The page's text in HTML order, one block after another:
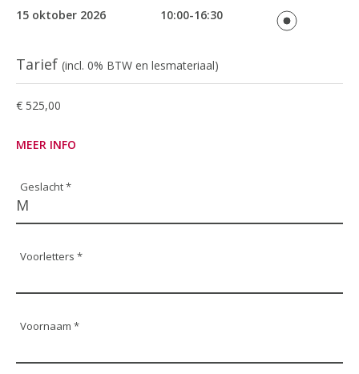
15 oktober 2026
10:00-16:30
Tarief (incl. 0% BTW en lesmateriaal)
€ 525,00
MEER INFO
Geslacht *
Voorletters *
Voornaam *